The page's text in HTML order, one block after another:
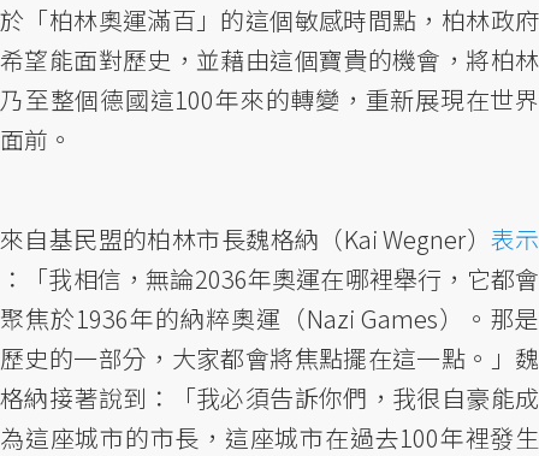
於「柏林奧運滿百」的這個敏感時間點，柏林政府
希望能面對歷史，並藉由這個寶貴的機會，將柏林
乃至整個德國這100年來的轉變，重新展現在世界
面前。
來自基民盟的柏林市長魏格納（Kai Wegner） 表示
：「我相信，無論2036年奧運在哪裡舉行，它都會
聚焦於1936年的納粹奧運（Nazi Games）。那是
歷史的一部分，大家都會將焦點擺在這一點。」魏
格納接著說到：「我必須告訴你們，我很自豪能成
為這座城市的市長，這座城市在過去100年裡發生